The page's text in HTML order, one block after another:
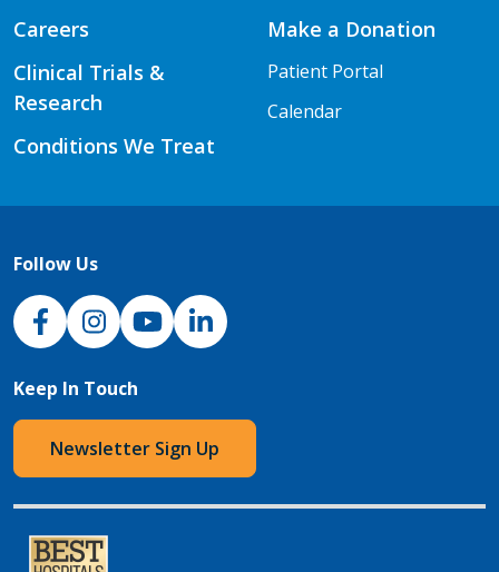
Careers
Clinical Trials &
Research
Conditions We Treat
Make a Donation
Patient Portal
Calendar
Follow Us
NJH Facebook
InstagramNJH YouTube
NJH LinkedIn
Keep In Touch
Newsletter Sign Up